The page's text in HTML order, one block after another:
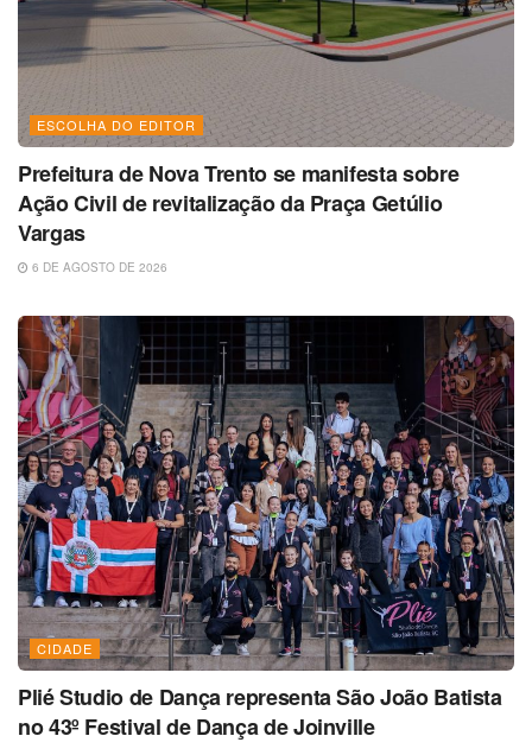
ESCOLHA DO EDITOR
Prefeitura de Nova Trento se manifesta sobre
Ação Civil de revitalização da Praça Getúlio
Vargas
6 DE AGOSTO DE 2026
CIDADE
Plié Studio de Dança representa São João Batista
no 43º Festival de Dança de Joinville